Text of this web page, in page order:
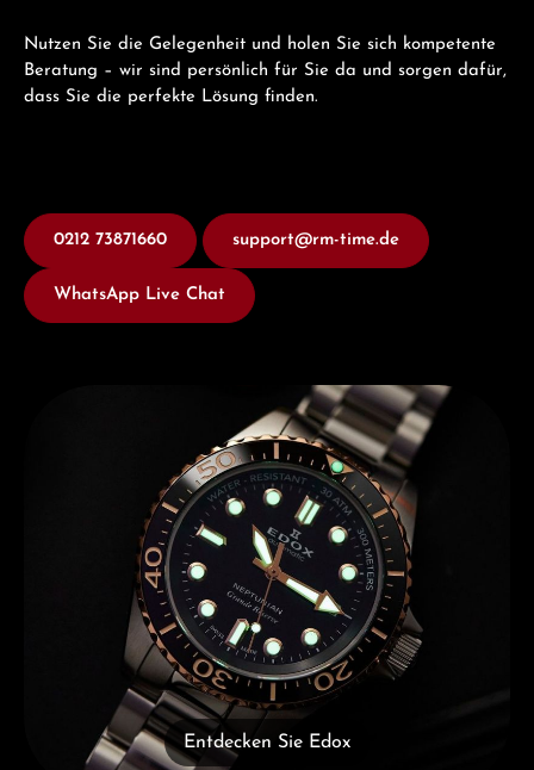
Nutzen Sie die Gelegenheit und holen Sie sich kompetente
Beratung – wir sind persönlich für Sie da und sorgen dafür,
dass Sie die perfekte Lösung finden.
0212 73871660 support@rm-time.de
WhatsApp Live Chat
Entdecken Sie Edox